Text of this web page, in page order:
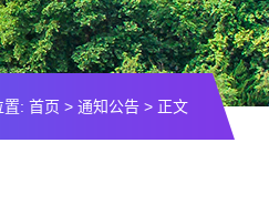
置: 首页 > 通知公告 > 正文